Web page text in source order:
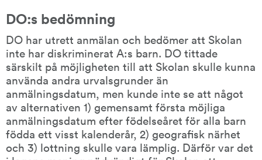
DO:s bedömning
DO har utrett anmälan och bedömer att Skolan
inte har diskriminerat A:s barn. DO tittade
särskilt på möjligheten till att Skolan skulle kunna
använda andra urvalsgrunder än
anmälningsdatum, men kunde inte se att något
av alternativen 1) gemensamt första möjliga
anmälningsdatum efter födelseåret för alla barn
födda ett visst kalenderår, 2) geografisk närhet
och 3) lottning skulle vara lämplig. Därför var det